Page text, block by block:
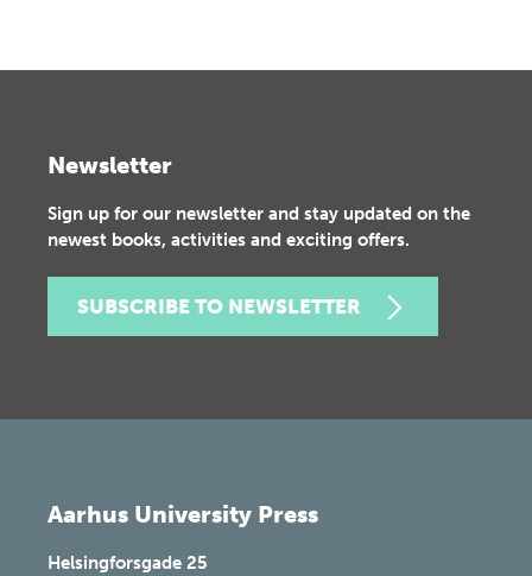
Newsletter
Sign up for our newsletter and stay updated on the
newest books, activities and exciting offers.
SUBSCRIBE TO NEWSLETTER
Aarhus University Press
Helsingforsgade 25